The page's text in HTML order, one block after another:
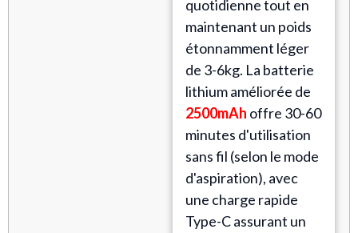
quotidienne tout en
maintenant un poids
étonnamment léger
de 3-6kg. La batterie
lithium améliorée de
2500mAh offre 30-60
minutes d'utilisation
sans fil (selon le mode
d'aspiration), avec
une charge rapide
Type-C assurant un